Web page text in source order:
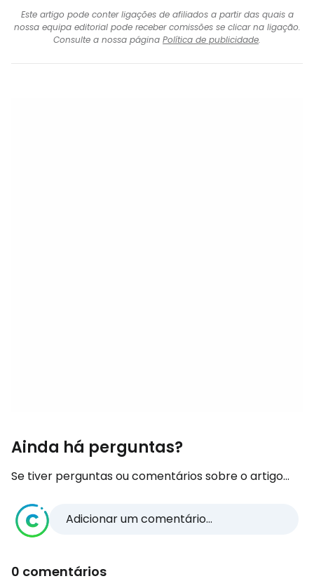
Este artigo pode conter ligações de afiliados a partir das quais a
nossa equipa editorial pode receber comissões se clicar na ligação.
Consulte a nossa página Política de publicidade.
Ainda há perguntas?
Se tiver perguntas ou comentários sobre o artigo...
Adicionar um comentário...
0 comentários